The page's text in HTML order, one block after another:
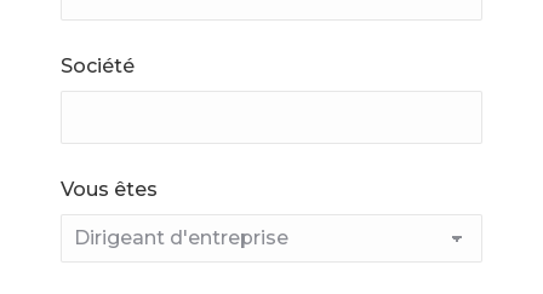
Société
Vous êtes